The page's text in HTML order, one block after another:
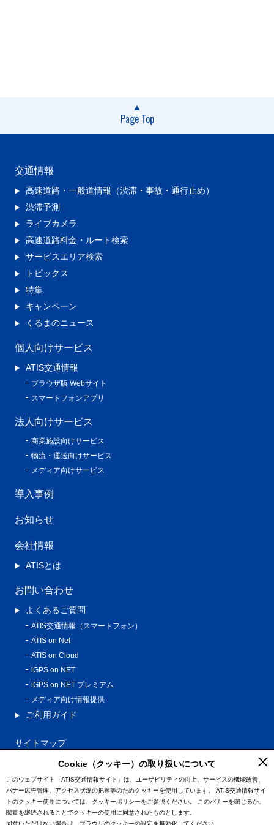
Page Top
交通情報
高速道路・一般道情報（渋滞・事故・通行止め）
渋滞予測
ライブカメラ
高速道路料金・ルート検索
サービスエリア検索
トピックス
特集
キャンペーン
くるまのニュース
個人向けサービス
ATIS交通情報
ブラウザ版 Webサイト
スマートフォンアプリ
法人向けサービス
商業施設向けサービス
物流・運送向けサービス
メディア向けサービス
導入事例
お知らせ
会社情報
ATISとは
お問い合わせ
よくあるご質問
ATIS交通情報（スマートフォン）
ATIS on Net
ATIS on Cloud
iGPS on NET
iGPS on NET プレミアム
メディア向け情報提供
ご利用ガイド
サイトマップ
プライバシーポリシー
利用規約
特定商取引法に基づく表記
情報の外部通信について
Cookie（クッキー）の取り扱いについて
このウェブサイト「ATIS交通情報サイト」は、ユーザビリティの向上、サービスの機能改善、
バナー広告管理、アクセス状況の把握等のためクッキーを使用しています。
ATIS交通情報サイ
トのクッキー使用については、クッキーポリシーをご参照ください。
このバナーを閉じるか、
閲覧を継続されることでクッキーの使用に同意されたものとします。
同意いただけない場合は、ブラウザのクッキーの設定を無効化してください。